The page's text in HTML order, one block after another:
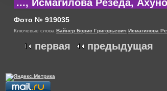
..., Исмагилова Резеда,
Фото № 919035
Ключевые слова Вайнер Борис Григорьевич Исмагилова
первая предыдущая